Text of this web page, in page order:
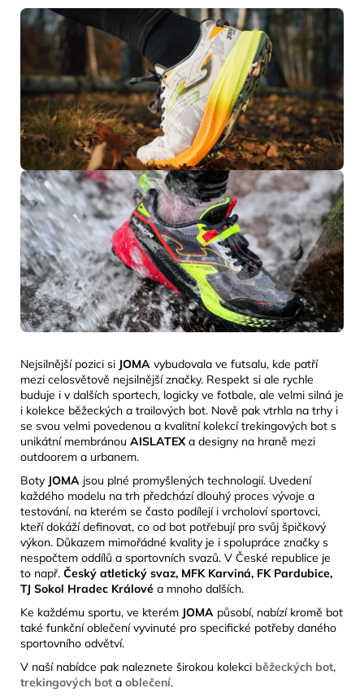
Nejsilnější pozici si JOMA vybudovala ve futsalu, kde patří
mezi celosvětově nejsilnější značky. Respekt si ale rychle
buduje i v dalších sportech, logicky ve fotbale, ale velmi silná je
i kolekce běžeckých a trailových bot. Nově pak vtrhla na trhy i
se svou velmi povedenou a kvalitní kolekcí trekingových bot s
unikátní membránou AISLATEX a designy na hraně mezi
outdoorem a urbanem.
Boty JOMA jsou plné promyšlených technologií. Uvedení
každého modelu na trh předchází dlouhý proces vývoje a
testování, na kterém se často podílejí i vrcholoví sportovci,
kteří dokáží definovat, co od bot potřebují pro svůj špičkový
výkon. Důkazem mimořádné kvality je i spolupráce značky s
nespočtem oddílů a sportovních svazů. V České republice je
to např. Český atletický svaz, MFK Karviná, FK Pardubice,
TJ Sokol Hradec Králové a mnoho dalších.
Ke každému sportu, ve kterém JOMA působí, nabízí kromě bot
také funkční oblečení vyvinuté pro specifické potřeby daného
sportovního odvětví.
V naší nabídce pak naleznete širokou kolekci běžeckých bot,
trekingových bot a oblečení.